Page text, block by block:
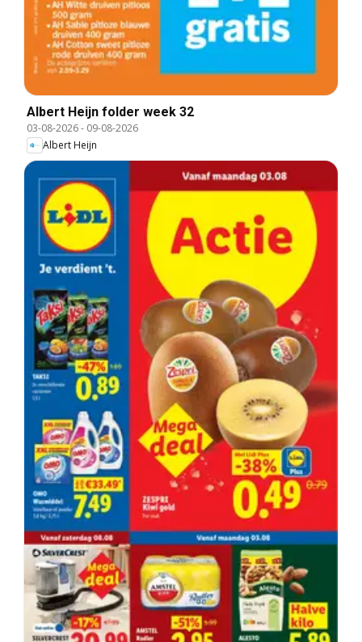
Albert Heijn folder week 32
03-08-2026- 09-08-2026
Albert Heijn